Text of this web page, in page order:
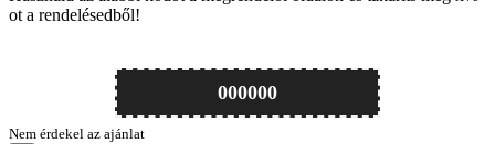
ot a rendelésedből!
000000
Nem érdekel az ajánlat